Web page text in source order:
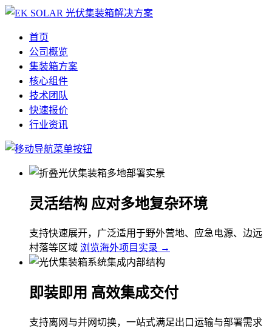
首页
公司概览
集装箱方案
核心组件
技术团队
快速报价
行业资讯
灵活结构 应对多地复杂环境
支持快速展开，广泛适用于野外营地、应急电源、边远
村落等区域 浏览海外项目实录 →
即装即用 高效集成交付
支持离网与并网切换，一站式满足出口运输与部署需求